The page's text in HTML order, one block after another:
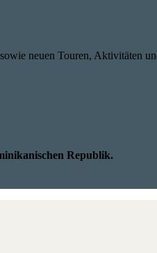
neuen Touren, Aktivitäten
Republik.